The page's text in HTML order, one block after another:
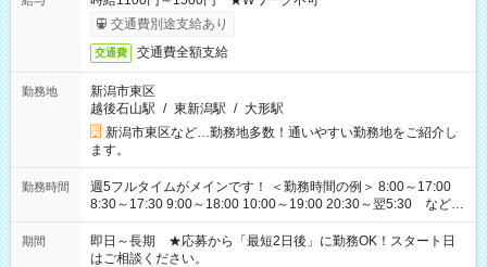
交通費別途支給あり
交通費 交通費全額支給
勤務地
新潟市東区
越後石山駅 / 東新潟駅 / 大形駅
新潟市東区など…勤務地多数！通いやすい勤務地をご紹介し
ます。
勤務時間
週5フルタイムがメインです！ ＜勤務時間の例＞ 8:00～17:00
8:30～17:30 9:00～18:00 10:00～19:00 20:30～翌5:30 など ★
その他にも勤務時間多数！ 日勤のみ、残業なし、交替制など
ご希望を教えてください！
期間
即日～長期 ★応募から「最短2日後」に勤務OK！スタート日
はご相談ください。